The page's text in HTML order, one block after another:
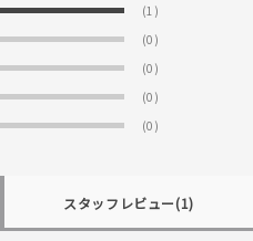
(1)
(0)
(0)
(0)
(0)
スタッフレビュー(1)